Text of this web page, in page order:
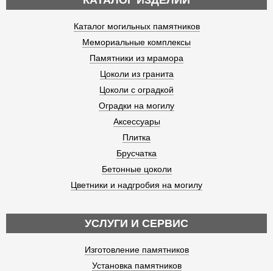
Каталог могильных памятников
Мемориальные комплексы
Памятники из мрамора
Цоколи из гранита
Цоколи с оградкой
Оградки на могилу
Аксессуары
Плитка
Брусчатка
Бетонные цоколи
Цветники и надгробия на могилу
УСЛУГИ И СЕРВИС
Изготовление памятников
Установка памятников